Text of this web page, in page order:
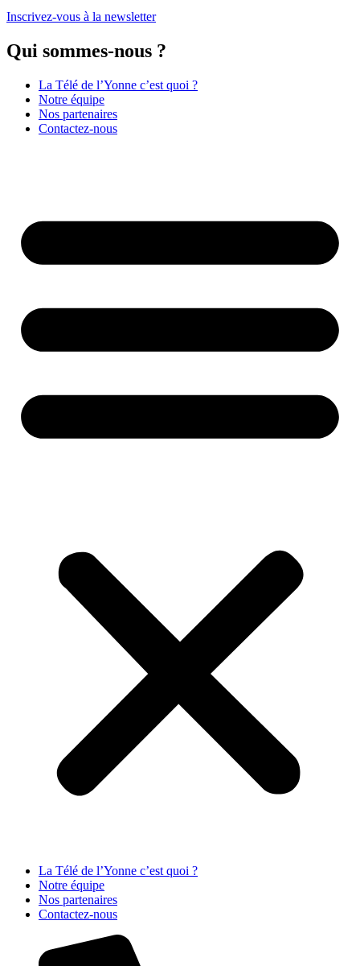
Inscrivez-vous à la newsletter
Qui sommes-nous ?
La Télé de l’Yonne c’est quoi ?
Notre équipe
Nos partenaires
Contactez-nous
La Télé de l’Yonne c’est quoi ?
Notre équipe
Nos partenaires
Contactez-nous